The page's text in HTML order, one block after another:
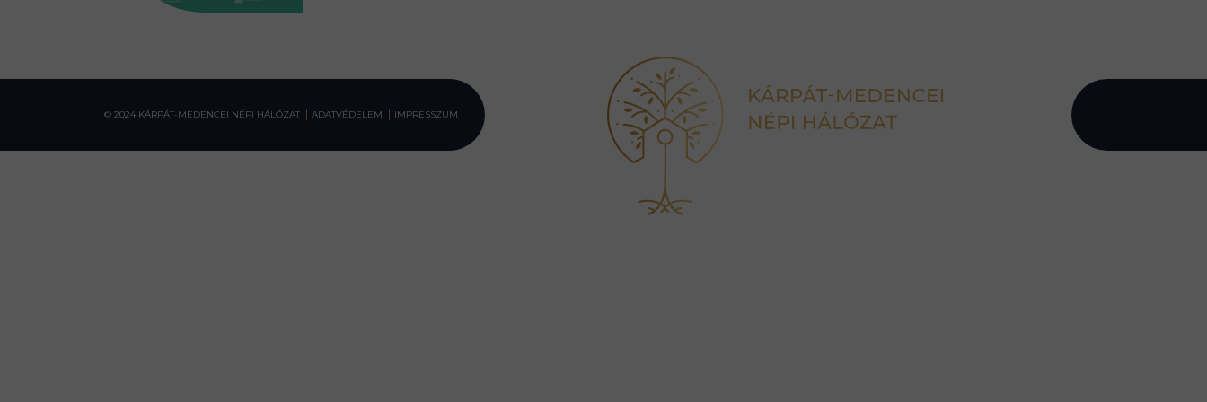
© 2024 KÁRPÁT-MEDENCEI NÉPI HÁLÓZAT ADATVÉDELEM IMPRESSZUM